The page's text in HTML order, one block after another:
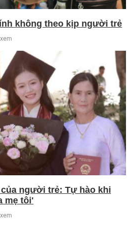
không theo kịp người trẻ
người trẻ: Tự hào khi
mẹ tôi'